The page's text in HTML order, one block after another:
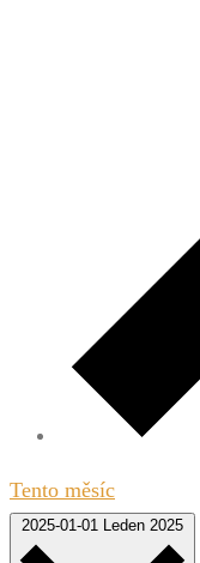
Tento měsíc
2025-01-01 Leden 2025